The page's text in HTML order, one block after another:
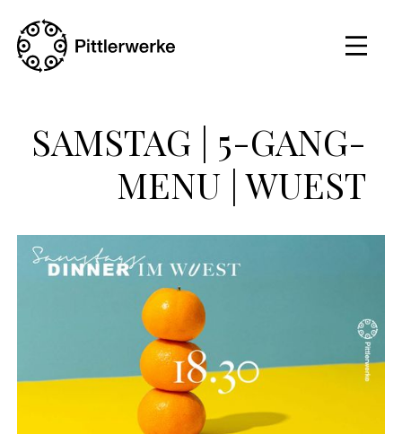
SAMSTAG | 5-GANG-
MENU | WUEST